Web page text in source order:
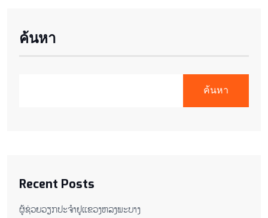
ค้นหา
ค้นหา
Recent Posts
ຜູ້ຊ່ວຍ​ວຽກປະ​ຈຳ​ຢູ​​ແຂວງຫລງ​ພະ​ບາງ